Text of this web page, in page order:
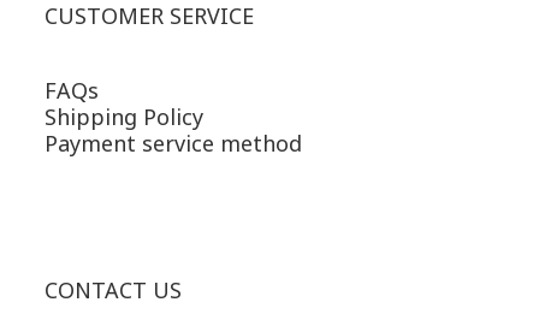
CUSTOMER SERVICE
FAQs
Shipping Policy
Payment service method
CONTACT US